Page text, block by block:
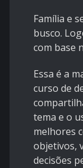
Família e
busco.
com base
Essa é a
curso de
tema e o
melhores
objetivos,
decisões